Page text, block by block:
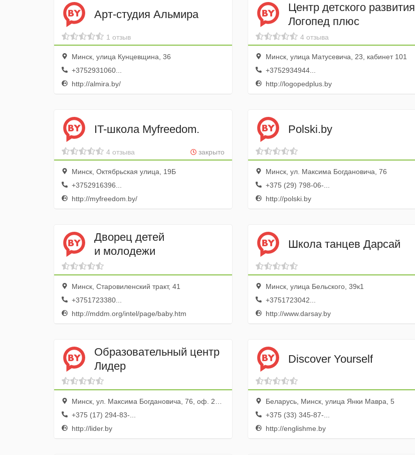
Арт-студия Альмира
1 отзыв
Минск, улица Кунцевщина, 36
+3752931060...
http://almira.by/
Центр детского развития
Логопед плюс
4 отзыва
Минск, улица Матусевича, 23, кабинет 101
+3752934944...
http://logopedplus.by
IT-школа Myfreedom.
закрыто
4 отзыва
Минск, Октябрьская улица, 19Б
+3752916396...
http://myfreedom.by/
Polski.by
Минск, ул. Максима Богдановича, 76
+375 (29) 798-06-...
http://polski.by
Дворец детей
и молодежи
Минск, Старовиленский тракт, 41
+3751723380...
http://mddm.org/intel/page/baby.htm
Школа танцев Дарсай
Минск, улица Бельского, 39к1
+3751723042...
http://www.darsay.by
Образовательный центр
Лидер
Минск, ул. Максима Богдановича, 76, оф. 24, 25, 30, 31
+375 (17) 294-83-...
http://lider.by
Discover Yourself
Беларусь, Минск, улица Янки Мавра, 5
+375 (33) 345-87-...
http://englishme.by